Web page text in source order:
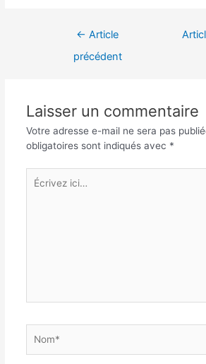
Navigation← Article
précédent
Laisser un commentaire
Votre adresse e-mail ne sera pas
obligatoires sont indiqués avec *
Écrivez
ici…